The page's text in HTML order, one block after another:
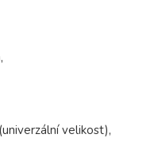
velikost),